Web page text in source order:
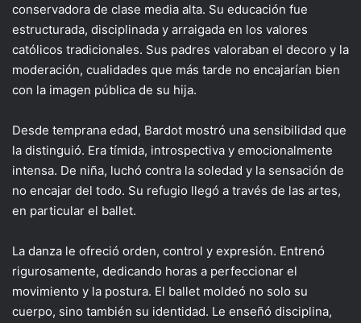
conservadora de clase media alta. Su educación fue
estructurada, disciplinada y arraigada en los valores
católicos tradicionales. Sus padres valoraban el decoro y la
moderación, cualidades que más tarde no encajarían bien
con la imagen pública de su hija.
Desde temprana edad, Bardot mostró una sensibilidad que
la distinguió. Era tímida, introspectiva y emocionalmente
intensa. De niña, luchó contra la soledad y la sensación de
no encajar del todo. Su refugio llegó a través de las artes,
en particular el ballet.
La danza le ofreció orden, control y expresión. Entrenó
rigurosamente, dedicando horas a perfeccionar el
movimiento y la postura. El ballet moldeó no solo su
cuerpo, sino también su identidad. Le enseñó disciplina,